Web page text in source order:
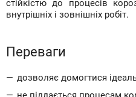
стійкістю до процесів
внутрішніх і зовнішніх робіт.
Переваги
дозволяє домогтися